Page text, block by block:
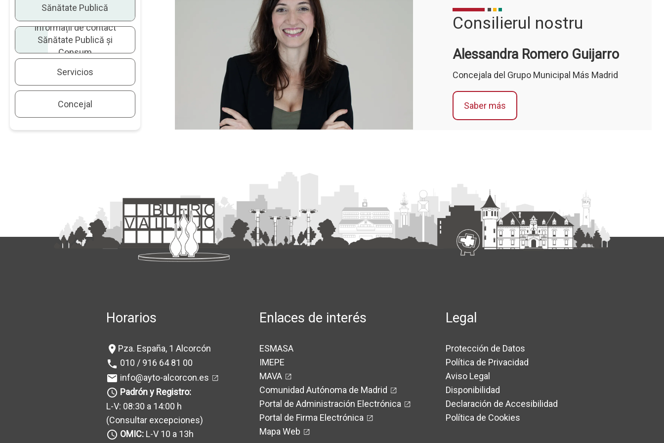
Sănătate Publică
Informații de contact
Sănătate Publică și
Consum
Servicios
Concejal
Pentru mai multe informatii
vizitati pagina urmatoare
MAI MULTE INFORMATII
Pentru mai multe informatii
Para más información visitar
Consilierul nostru
Alessandra Romero Guijarro
Concejala del Grupo Municipal Más Madrid
Saber más
Horarios
location_on Pza. España, 1 Alcorcón
phone 010 / 916 64 81 00
mail info@ayto-alcorcon.es
query_builder Padrón y Registro:
L-V: 08:30 a 14:00 h
(Consultar excepciones)
query_builder OMIC: L-V 10 a 13h
Enlaces de interés
ESMASA
IMEPE
MAVA
Comunidad Autónoma de Madrid
Portal de Administración Electrónica
Portal de Firma Electrónica
Mapa Web
Legal
Protección de Datos
Política de Privacidad
Aviso Legal
Disponibilidad
Declaración de Accesibilidad
Política de Cookies